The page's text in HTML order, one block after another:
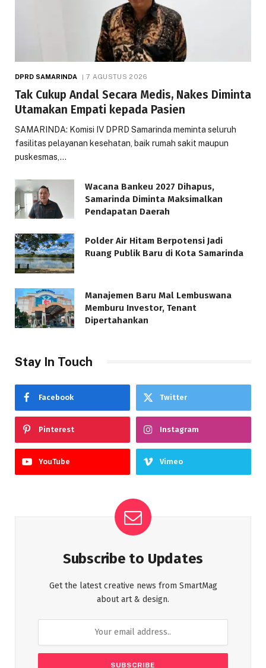
DPRD SAMARINDA 7 AGUSTUS 2026
Tak Cukup Andal Secara Medis, Nakes Diminta
Utamakan Empati kepada Pasien
SAMARINDA: Komisi IV DPRD Samarinda meminta seluruh
fasilitas pelayanan kesehatan, baik rumah sakit maupun
puskesmas,…
Wacana Bankeu 2027 Dihapus,
Samarinda Diminta Maksimalkan
Pendapatan Daerah
Polder Air Hitam Berpotensi Jadi
Ruang Publik Baru di Kota Samarinda
Manajemen Baru Mal Lembuswana
Memburu Investor, Tenant
Dipertahankan
Stay In Touch
Facebook Twitter
Pinterest Instagram
YouTube Vimeo
Subscribe to Updates
Get the latest creative news from SmartMag
about art & design.